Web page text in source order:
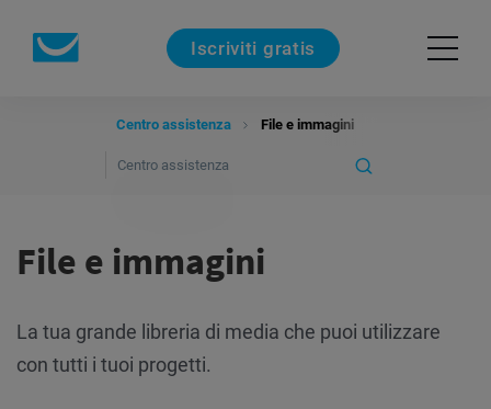
Iscriviti gratis
Centro assistenza File e immagini
File e immagini
La tua grande libreria di media che puoi utilizzare
con tutti i tuoi progetti.